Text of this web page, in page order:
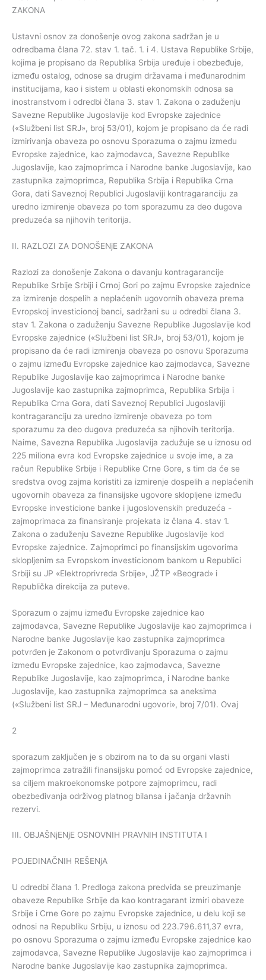
ZAKONA
Ustavni osnov za donošenje ovog zakona sadržan je u
odredbama člana 72. stav 1. tač. 1. i 4. Ustava Republike Srbije,
kojima je propisano da Republika Srbija uređuje i obezbeđuje,
između ostalog, odnose sa drugim državama i međunarodnim
institucijama, kao i sistem u oblasti ekonomskih odnosa sa
inostranstvom i odredbi člana 3. stav 1. Zakona o zaduženju
Savezne Republike Jugoslavije kod Evropske zajednice
(«Službeni list SRJ», broj 53/01), kojom je propisano da će radi
izmirivanja obaveza po osnovu Sporazuma o zajmu između
Evropske zajednice, kao zajmodavca, Savezne Republike
Jugoslavije, kao zajmoprimca i Narodne banke Jugoslavije, kao
zastupnika zajmoprimca, Republika Srbija i Republika Crna
Gora, dati Saveznoj Republici Jugoslaviji kontragaranciju za
uredno izmirenje obaveza po tom sporazumu za deo dugova
preduzeća sa njihovih teritorija.
II. RAZLOZI ZA DONOŠENjE ZAKONA
Razlozi za donošenje Zakona o davanju kontragarancije
Republike Srbije Srbiji i Crnoj Gori po zajmu Evropske zajednice
za izmirenje dospelih a neplaćenih ugovornih obaveza prema
Evropskoj investicionoj banci, sadržani su u odredbi člana 3.
stav 1. Zakona o zaduženju Savezne Republike Jugoslavije kod
Evropske zajednice («Službeni list SRJ», broj 53/01), kojom je
propisano da će radi izmirenja obaveza po osnovu Sporazuma
o zajmu između Evropske zajednice kao zajmodavca, Savezne
Republike Jugoslavije kao zajmoprimca i Narodne banke
Jugoslavije kao zastupnika zajmoprimca, Republika Srbija i
Republika Crna Gora, dati Saveznoj Republici Jugoslaviji
kontragaranciju za uredno izmirenje obaveza po tom
sporazumu za deo dugova preduzeća sa njihovih teritorija.
Naime, Savezna Republika Jugoslavija zadužuje se u iznosu od
225 miliona evra kod Evropske zajednice u svoje ime, a za
račun Republike Srbije i Republike Crne Gore, s tim da će se
sredstva ovog zajma koristiti za izmirenje dospelih a neplaćenih
ugovornih obaveza za finansijske ugovore sklopljene između
Evropske investicione banke i jugoslovenskih preduzeća -
zajmoprimaca za finansiranje projekata iz člana 4. stav 1.
Zakona o zaduženju Savezne Republike Jugoslavije kod
Evropske zajednice. Zajmoprimci po finansijskim ugovorima
sklopljenim sa Evropskom investicionom bankom u Republici
Srbiji su JP «Elektroprivreda Srbije», JŽTP «Beograd» i
Republička direkcija za puteve.
Sporazum o zajmu između Evropske zajednice kao
zajmodavca, Savezne Republike Jugoslavije kao zajmoprimca i
Narodne banke Jugoslavije kao zastupnika zajmoprimca
potvrđen je Zakonom o potvrđivanju Sporazuma o zajmu
između Evropske zajednice, kao zajmodavca, Savezne
Republike Jugoslavije, kao zajmoprimca, i Narodne banke
Jugoslavije, kao zastupnika zajmoprimca sa aneksima
(«Službeni list SRJ – Međunarodni ugovori», broj 7/01). Ovaj
2
sporazum zaključen je s obzirom na to da su organi vlasti
zajmoprimca zatražili finansijsku pomoć od Evropske zajednice,
sa ciljem makroekonomske potpore zajmoprimcu, radi
obezbeđivanja održivog platnog bilansa i jačanja državnih
rezervi.
III. OBJAŠNjENjE OSNOVNIH PRAVNIH INSTITUTA I
POJEDINAČNIH REŠENjA
U odredbi člana 1. Predloga zakona predviđa se preuzimanje
obaveze Republike Srbije da kao kontragarant izmiri obaveze
Srbije i Crne Gore po zajmu Evropske zajednice, u delu koji se
odnosi na Republiku Srbiju, u iznosu od 223.796.611,37 evra,
po osnovu Sporazuma o zajmu između Evropske zajednice kao
zajmodavca, Savezne Republike Jugoslavije kao zajmoprimca i
Narodne banke Jugoslavije kao zastupnika zajmoprimca.